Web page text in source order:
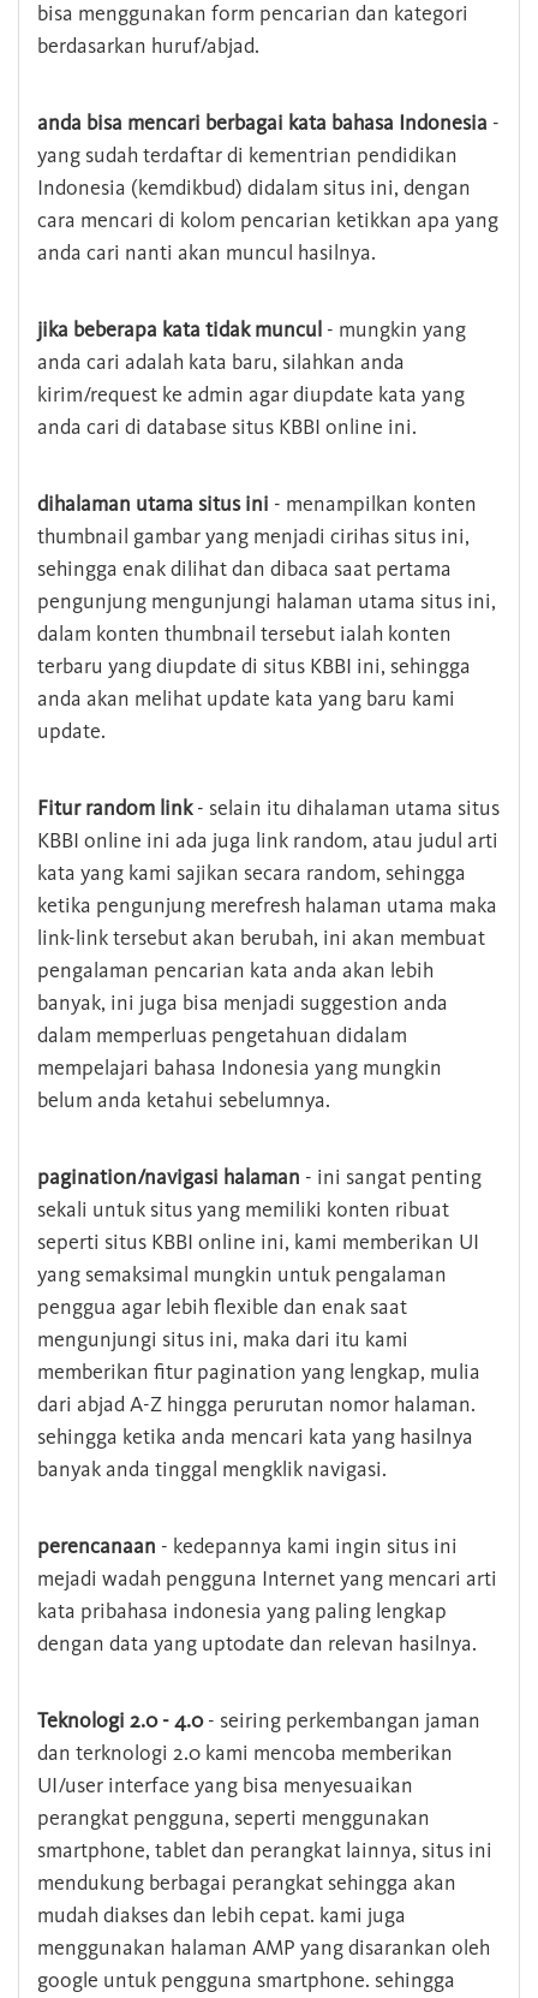
bisa menggunakan form pencarian dan kategori
berdasarkan huruf/abjad.
anda bisa mencari berbagai kata bahasa Indonesia -
yang sudah terdaftar di kementrian pendidikan
Indonesia (kemdikbud) didalam situs ini, dengan
cara mencari di kolom pencarian ketikkan apa yang
anda cari nanti akan muncul hasilnya.
jika beberapa kata tidak muncul - mungkin yang
anda cari adalah kata baru, silahkan anda
kirim/request ke admin agar diupdate kata yang
anda cari di database situs KBBI online ini.
dihalaman utama situs ini - menampilkan konten
thumbnail gambar yang menjadi cirihas situs ini,
sehingga enak dilihat dan dibaca saat pertama
pengunjung mengunjungi halaman utama situs ini,
dalam konten thumbnail tersebut ialah konten
terbaru yang diupdate di situs KBBI ini, sehingga
anda akan melihat update kata yang baru kami
update.
Fitur random link- selain itu dihalaman utama situs
KBBI online ini ada juga link random, atau judul arti
kata yang kami sajikan secara random, sehingga
ketika pengunjung merefresh halaman utama maka
link-link tersebut akan berubah, ini akan membuat
pengalaman pencarian kata anda akan lebih
banyak, ini juga bisa menjadi suggestion anda
dalam memperluas pengetahuan didalam
mempelajari bahasa Indonesia yang mungkin
belum anda ketahui sebelumnya.
pagination/navigasi halaman - ini sangat penting
sekali untuk situs yang memiliki konten ribuat
seperti situs KBBI online ini, kami memberikan UI
yang semaksimal mungkin untuk pengalaman
penggua agar lebih flexible dan enak saat
mengunjungi situs ini, maka dari itu kami
memberikan fitur pagination yang lengkap, mulia
dari abjad A-Z hingga perurutan nomor halaman.
sehingga ketika anda mencari kata yang hasilnya
banyak anda tinggal mengklik navigasi.
perencanaan - kedepannya kami ingin situs ini
mejadi wadah pengguna Internet yang mencari arti
kata pribahasa indonesia yang paling lengkap
dengan data yang uptodate dan relevan hasilnya.
Teknologi 2.0 - 4.0- seiring perkembangan jaman
dan terknologi 2.0 kami mencoba memberikan
UI/user interface yang bisa menyesuaikan
perangkat pengguna, seperti menggunakan
smartphone, tablet dan perangkat lainnya, situs ini
mendukung berbagai perangkat sehingga akan
mudah diakses dan lebih cepat. kami juga
menggunakan halaman AMP yang disarankan oleh
google untuk pengguna smartphone. sehingga